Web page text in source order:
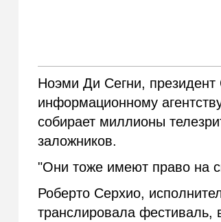
Ноэми Ди Сегни,
информационному
собирает миллионы
заложников.
"Они тоже имеют право на
Роберто Серхио,
транслировала фестиваль,